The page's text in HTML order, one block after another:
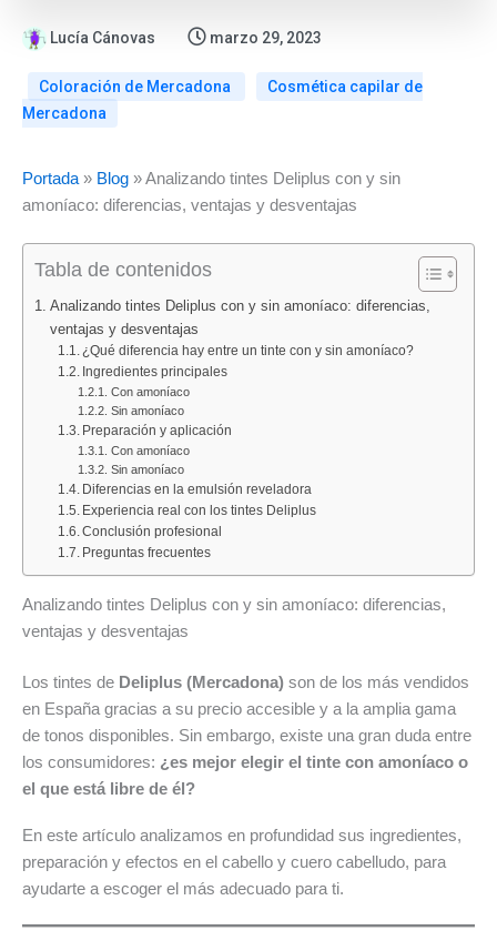
Lucía Cánovas marzo 29, 2023
Coloración de Mercadona
Cosmética capilar de
Mercadona
Portada » Blog »Analizando tintes Deliplus con y sin
amoníaco: diferencias, ventajas y desventajas
Tabla de contenidos
Analizando tintes Deliplus con y sin amoníaco: diferencias,
ventajas y desventajas
¿Qué diferencia hay entre un tinte con y sin amoníaco?
Ingredientes principales
Con amoníaco
Sin amoníaco
Preparación y aplicación
Con amoníaco
Sin amoníaco
Diferencias en la emulsión reveladora
Experiencia real con los tintes Deliplus
Conclusión profesional
Preguntas frecuentes
Analizando tintes Deliplus con y sin amoníaco: diferencias,
ventajas y desventajas
Los tintes de Deliplus (Mercadona) son de los más vendidos
en España gracias a su precio accesible y a la amplia gama
de tonos disponibles. Sin embargo, existe una gran duda entre
los consumidores: ¿es mejor elegir el tinte con amoníaco o
el que está libre de él?
En este artículo analizamos en profundidad sus ingredientes,
preparación y efectos en el cabello y cuero cabelludo, para
ayudarte a escoger el más adecuado para ti.
Color
Protect
Mercadona:
profesional
tras
en
teñido
y
baño
Frutal
Deliplus
fragancias
de
Mercadona
octubre
2025:
Mist
Vainilla
y
Amatista
Deliplus